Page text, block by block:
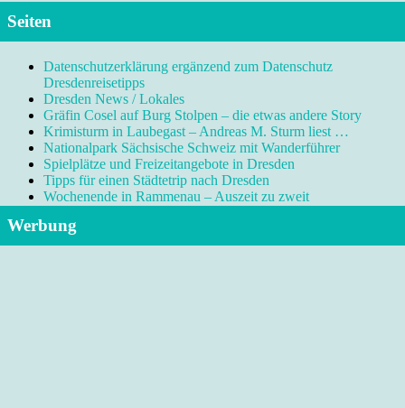
Seiten
Datenschutzerklärung ergänzend zum Datenschutz
Dresdenreisetipps
Dresden News / Lokales
Gräfin Cosel auf Burg Stolpen – die etwas andere Story
Krimisturm in Laubegast – Andreas M. Sturm liest …
Nationalpark Sächsische Schweiz mit Wanderführer
Spielplätze und Freizeitangebote in Dresden
Tipps für einen Städtetrip nach Dresden
Wochenende in Rammenau – Auszeit zu zweit
Werbung